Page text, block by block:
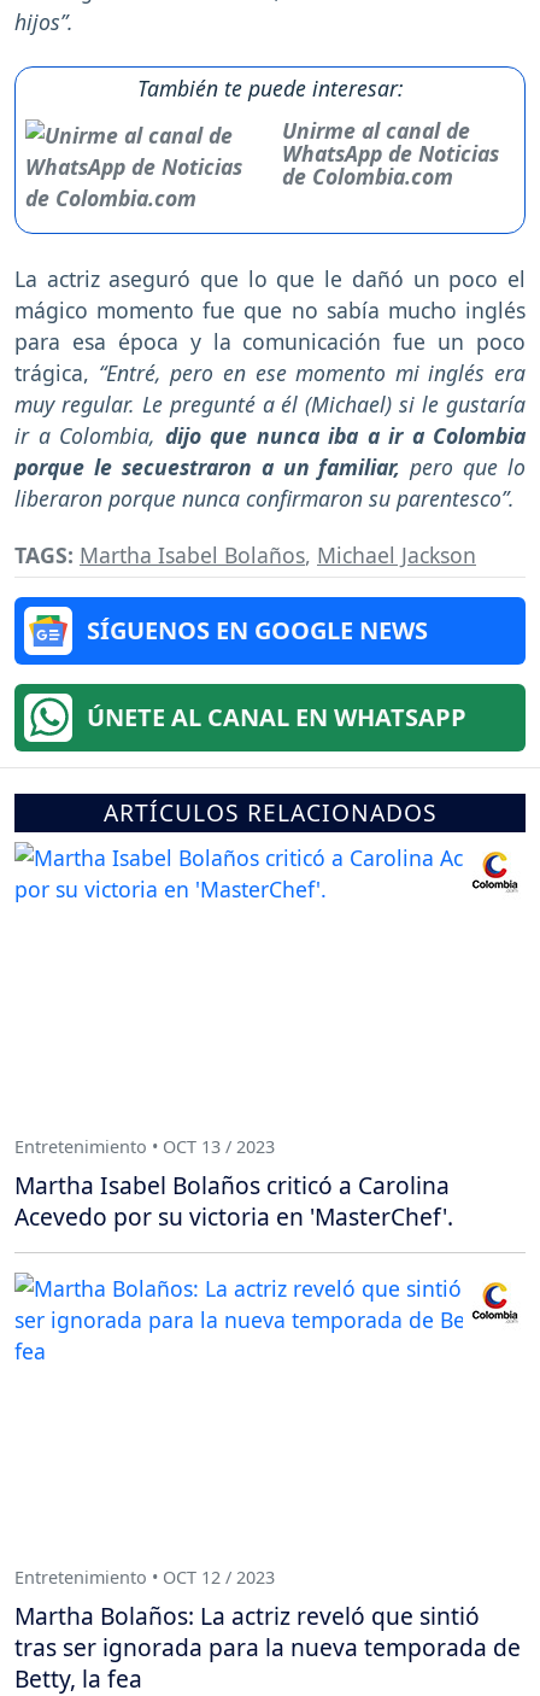
hijos”.
También te puede interesar:
Unirme al canal de
WhatsApp de Noticias
de Colombia.com
La actriz aseguró que lo que le dañó un poco el
mágico momento fue que no sabía mucho inglés
para esa época y la comunicación fue un poco
trágica, “Entré, pero en ese momento mi inglés era
muy regular. Le pregunté a él (Michael) si le gustaría
ir a Colombia, dijo que nunca iba a ir a Colombia
porque le secuestraron a un familiar, pero que lo
liberaron porque nunca confirmaron su parentesco”.
TAGS: Martha Isabel Bolaños, Michael Jackson
SÍGUENOS EN GOOGLE NEWS
ÚNETE AL CANAL EN WHATSAPP
ARTÍCULOS RELACIONADOS
Entretenimiento • OCT 13 / 2023
Martha Isabel Bolaños criticó a Carolina
Acevedo por su victoria en 'MasterChef'.
Entretenimiento • OCT 12 / 2023
Martha Bolaños: La actriz reveló que sintió
tras ser ignorada para la nueva temporada de
Betty, la fea